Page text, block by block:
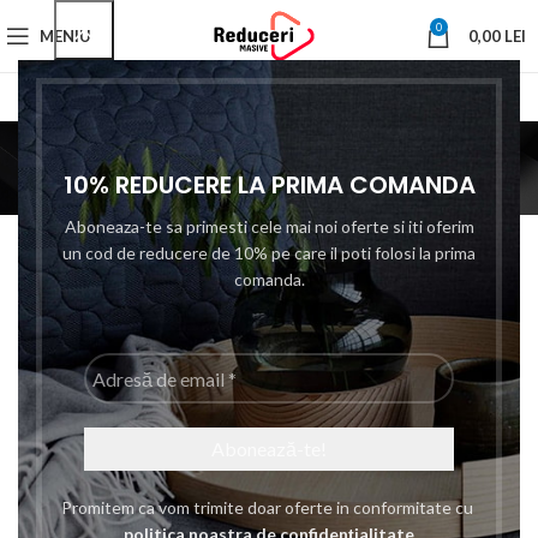
10% REDUCERE LA PRIMA COMANDA
Aboneaza-te sa primesti cele mai noi oferte si iti oferim
un cod de reducere de 10% pe care il poti folosi la prima
comanda.
Adresă
de
email
*
Promitem ca vom trimite doar oferte in conformitate cu
politica noastra de confidențialitate
MENIU 0 0,00 LEI
35 Kg
Categories
Prima pagină Greutata maxima suportata tv produs 35 Kg
Filtre
-8%
Suport TV 26″-55″ Prindere
Perete, Brate Reglabile,
-8%
Suport TV de Perete
Happy Sheep HP-309,